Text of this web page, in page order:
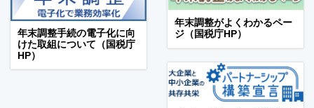
年末調整手続の電子化に向
けた取組について（国税庁
HP）
年末調整がよくわかるペー
ジ（国税庁HP）